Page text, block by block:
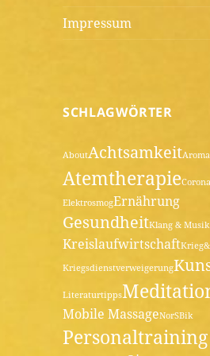
Impressum
SCHLAGWÖRTER
AboutAchtsamkeit
Atemtherapie
ElektrosmogErnährung
GesundheitKlang & Musik
Kreislaufwirtschaft
Kriegsdienstverweigerung
Literaturtipps
Mobile MassageNorSBik
Personaltraining